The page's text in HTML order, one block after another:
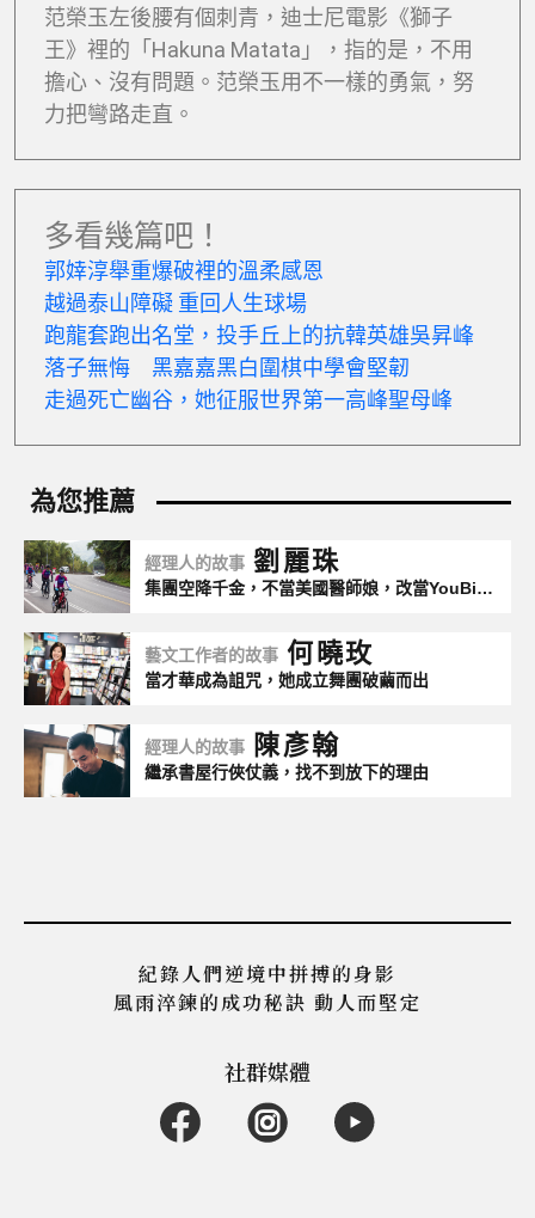
多看幾篇吧！
郭婞淳舉重爆破裡的溫柔感恩
跑龍套跑出名堂​，投手丘上的抗韓英雄吳昇峰
落子無悔 黑嘉嘉黑白圍棋中學會堅韌
走過死亡幽谷，她征服世界第一高峰聖母峰
經理人的故事 劉麗珠
藝文工作者的故事 何曉玫
經理人的故事 陳彥翰
社群媒體
合作提案
本網站為一零四資訊科技股份有限公司創設